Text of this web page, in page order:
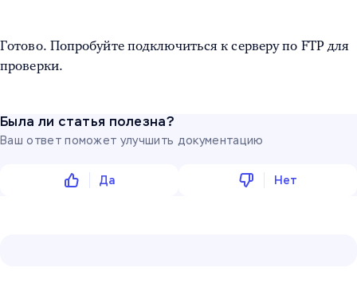
Готово. Попробуйте подключиться к серверу по FTP для
проверки.
Была ли статья полезна?
Ваш ответ поможет улучшить документацию
Да Нет